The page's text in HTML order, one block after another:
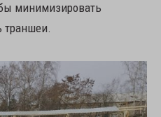
минимизировать
траншеи.